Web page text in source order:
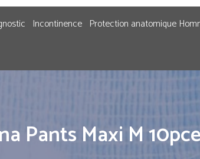
Incontinence Protection anatomique
Pants Maxi M